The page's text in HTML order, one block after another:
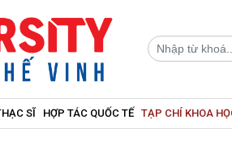
SĨ HỢP TÁC QUỐC TẾ TẠP CHÍ KHOA